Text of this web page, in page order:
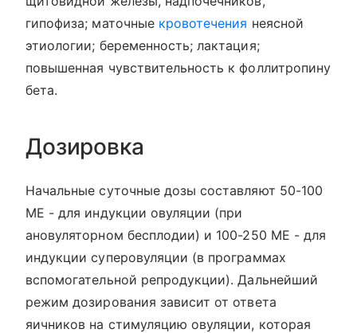
гипофиза; маточные кровотечения неясной
этиологии; беременность; лактация;
повышенная чувствительность к фоллитропину
бета.
Дозировка
Начальные суточные дозы составляют 50-100
МЕ - для индукции овуляции (при
ановуляторном бесплодии) и 100-250 МЕ - для
индукции суперовуляции (в программах
вспомогательной репродукции). Дальнейший
режим дозирования зависит от ответа
яичников на стимуляцию овуляции, которая